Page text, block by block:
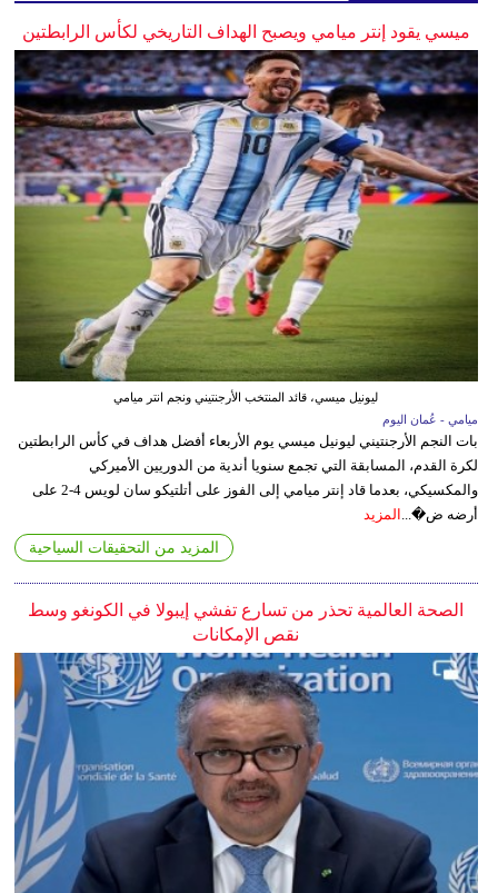
ميسي يقود إنتر ميامي ويصبح الهداف التاريخي لكأس الرابطتين
ليونيل ميسي، قائد المنتخب الأرجنتيني ونجم انتر ميامي
ميامي - عُمان اليوم
بات النجم الأرجنتيني ليونيل ميسي يوم الأربعاء أفضل هداف في كأس الرابطتين
لكرة القدم، المسابقة التي تجمع سنويا أندية من الدوريين الأميركي
والمكسيكي، بعدما قاد إنتر ميامي إلى الفوز على أتلتيكو سان لويس 4-2 على
أرضه ض�... المزيد
المزيد من التحقيقات السياحية
الصحة العالمية تحذر من تسارع تفشي إيبولا في الكونغو وسط
نقص الإمكانات